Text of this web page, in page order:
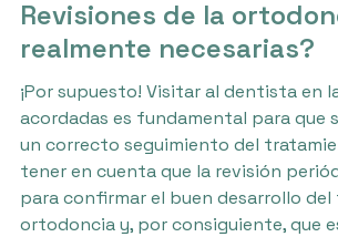
Revisiones de la
realmente necesarias?
¡Por supuesto! Visitar al dentista en
acordadas es fundamental para que
un correcto seguimiento del
tener en cuenta que la revisión
para confirmar el buen desarrollo
ortodoncia y, por consiguiente, que